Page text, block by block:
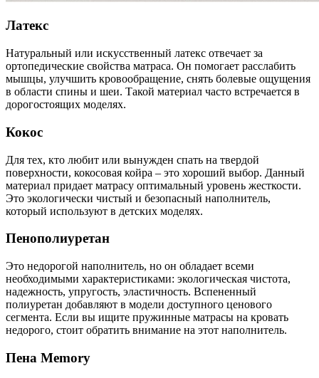
Латекс
Натуральный или искусственный латекс отвечает за
ортопедические свойства матраса. Он помогает расслабить
мышцы, улучшить кровообращение, снять болевые ощущения
в области спины и шеи. Такой материал часто встречается в
дорогостоящих моделях.
Кокос
Для тех, кто любит или вынужден спать на твердой
поверхности, кокосовая койра – это хороший выбор. Данный
материал придает матрасу оптимальный уровень жесткости.
Это экологически чистый и безопасный наполнитель,
который используют в детских моделях.
Пенополиуретан
Это недорогой наполнитель, но он обладает всеми
необходимыми характеристиками: экологическая чистота,
надежность, упругость, эластичность. Вспененный
полиуретан добавляют в модели доступного ценового
сегмента. Если вы ищите пружинные матрасы на кровать
недорого, стоит обратить внимание на этот наполнитель.
Пена Memory